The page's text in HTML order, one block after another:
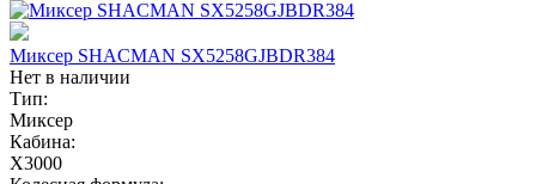
Миксер SHACMAN SX5258GJBDR384
Нет в наличии
Тип:
Миксер
Кабина:
X3000